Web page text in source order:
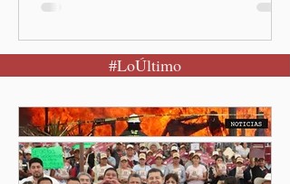
secretario de Salud
federal, David Kershenobich
exista un brote activo de
ciclosporiasis en México,
luego del incremento de
casos registrado en Estados
#LoÚltimo